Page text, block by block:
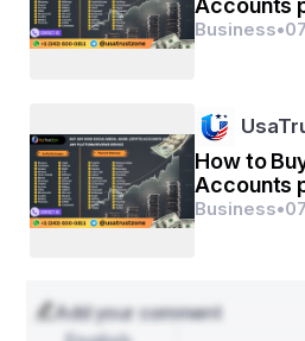
Accounts
business
Business•07
How to
Accounts
business
Business•07
Add your comment